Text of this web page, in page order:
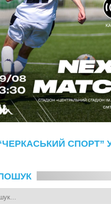
СПОРТ”